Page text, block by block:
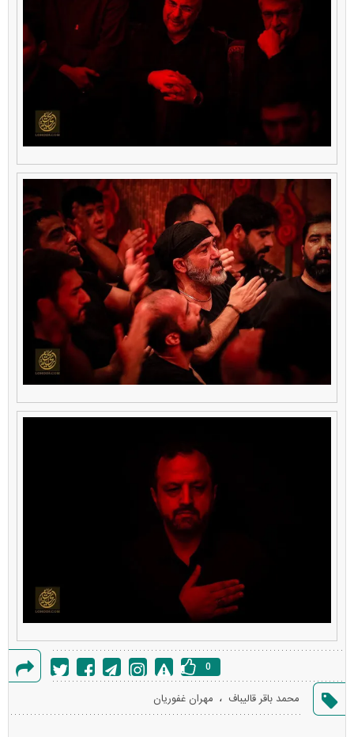
گزارش
خطا
0
محمد باقر قالیباف ، مهران غفوریان